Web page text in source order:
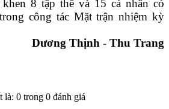
8 tập thể và 15 cá nhân có
công tác Mặt trận nhiệm kỳ
Dương Thịnh - Thu Trang
là: 0 trong 0 đánh giá